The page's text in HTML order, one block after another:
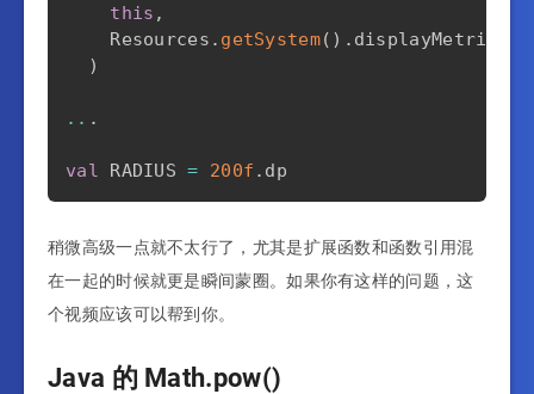
this ,
    Resources
. getSystem( ) . displayMetrics
)
.. .
val RADIUS = 200f .
稍微高级一点就不太行了，尤其是扩展函数和函数引用混
在一起的时候就更是瞬间蒙圈。如果你有这样的问题，这
个视频应该可以帮到你。
Java 的 Math.pow()